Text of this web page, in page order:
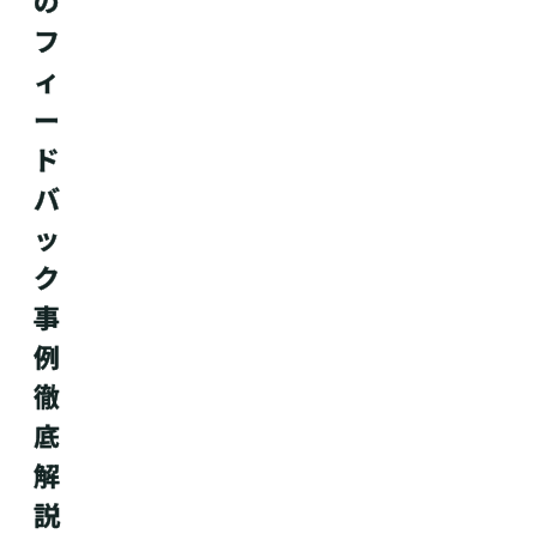
フ
ィ
ー
ド
バ
ッ
ク
事
例
徹
底
解
説